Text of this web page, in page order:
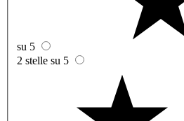
su 5
2 stelle su 5